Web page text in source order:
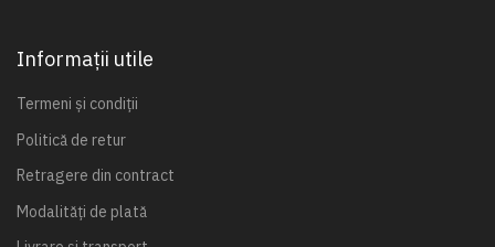
Informații utile
Termeni și condiții
Politică de retur
Retragere din contract
Modalități de plată